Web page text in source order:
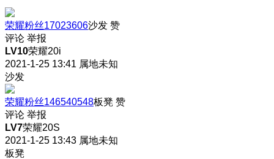
荣耀粉丝17023606沙发 赞
评论 举报
LV10荣耀20i
2021-1-25 13:41 属地未知
沙发
荣耀粉丝146540548板凳 赞
评论 举报
LV7荣耀20S
2021-1-25 13:43 属地未知
板凳